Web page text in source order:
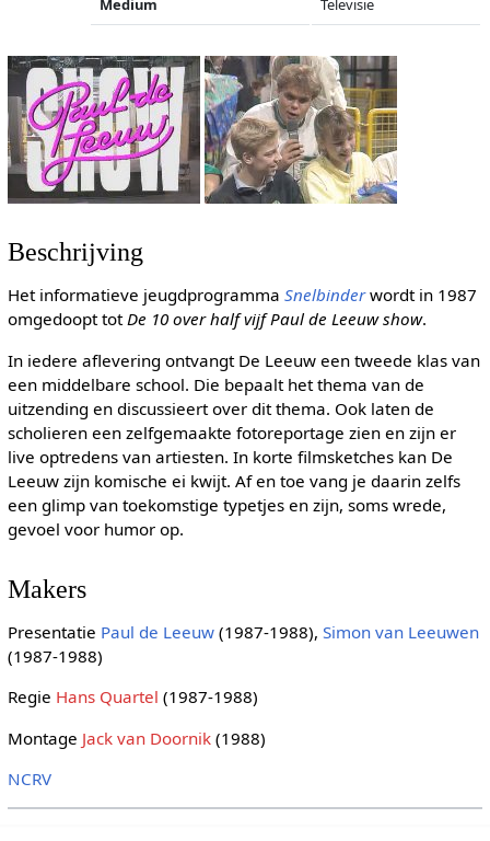
Medium Televisie
Beschrijving
Het informatieve jeugdprogramma Snelbinderwordt in 1987
omgedoopt totDe 10 over half vijf Paul de Leeuw show.
In iedere aflevering ontvangt De Leeuw een tweede klas van
een middelbare school. Die bepaalt het thema van de
uitzending en discussieert over dit thema. Ook laten de
scholieren een zelfgemaakte fotoreportage zien en zijn er
live optredens van artiesten. In korte filmsketches kan De
Leeuw zijn komische ei kwijt. Af en toe vang je daarin zelfs
een glimp van toekomstige typetjes en zijn, soms wrede,
gevoel voor humor op.
Makers
Presentatie Paul de Leeuw(1987-1988), Simon van Leeuwen
(1987-1988)
Regie Hans Quartel (1987-1988)
Montage Jack van Doornik(1988)
NCRV